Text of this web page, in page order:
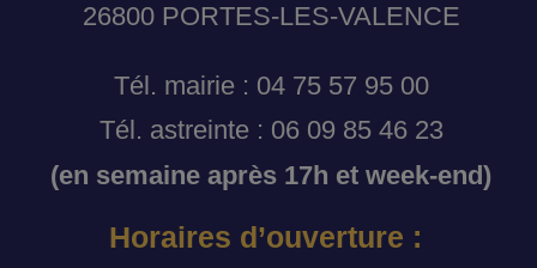
26800 PORTES-LES-VALENCE
Tél. mairie : 04 75 57 95 00
Tél. astreinte : 06 09 85 46 23
(en semaine après 17h et week-end)
Horaires d’ouverture :